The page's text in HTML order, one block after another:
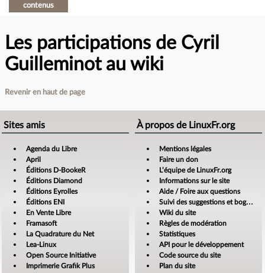
contenus
Les participations de Cyril
Guilleminot au wiki
Revenir en haut de page
Sites amis
Agenda du Libre
April
Éditions D-BookeR
Éditions Diamond
Éditions Eyrolles
Éditions ENI
En Vente Libre
Framasoft
La Quadrature du Net
Lea-Linux
Open Source Initiative
Imprimerie Grafik Plus
À propos de LinuxFr.org
Mentions légales
Faire un don
L’équipe de LinuxFr.org
Informations sur le site
Aide / Foire aux questions
Suivi des suggestions et bogues
Wiki du site
Règles de modération
Statistiques
API pour le développement
Code source du site
Plan du site